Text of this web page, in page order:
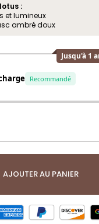
:
et lumineux
ambré doux
Jusqu'à 1
Recommandé
AJOUTER AU PANIER